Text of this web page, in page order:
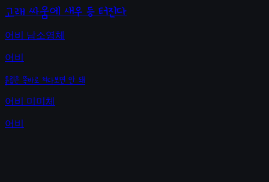
고래 싸움에 새우 등 터진다
어비 남소영체
어비
튤립은 똑바로 쳐다보면 안 돼
어비 미미체
어비